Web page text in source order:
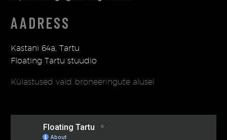
AADRESS
Kastani 64a, Tartu
Floating Tartu stuudio
Külastused vaid broneeringute alusel